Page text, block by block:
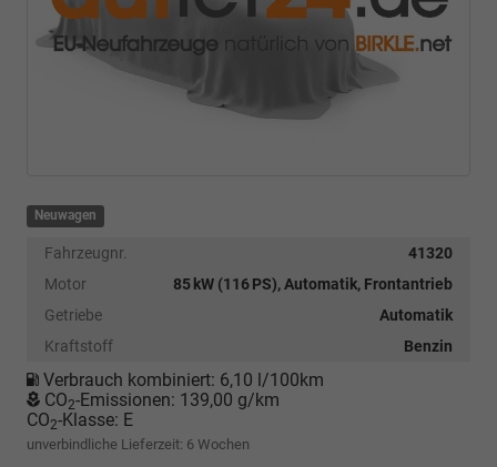
Neuwagen
Fahrzeugnr.
41320
Motor
85 kW (116 PS), Automatik, Frontantrieb
Getriebe
Automatik
Kraftstoff
Benzin
Verbrauch kombiniert: 6,10 l/100km
CO2-Emissionen: 139,00 g/km
CO2-Klasse: E
unverbindliche Lieferzeit: 6 Wochen